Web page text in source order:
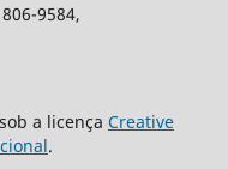
9584,
a licença Creative
.